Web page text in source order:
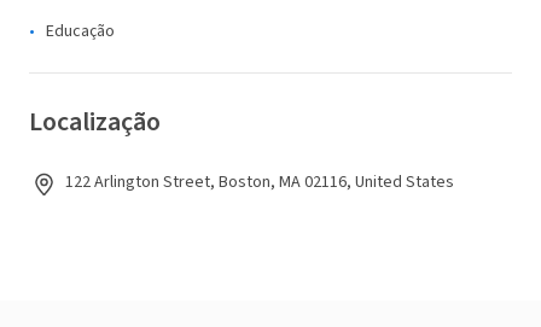
Educação
Localização
122 Arlington Street, Boston, MA 02116, United States